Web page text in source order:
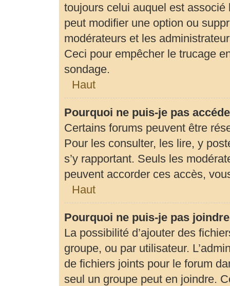
toujours celui auquel est associé
peut modifier une option ou
modérateurs et les
Ceci pour empêcher le trucage
sondage.
Haut
Pourquoi ne puis-je pas
Certains forums peuvent être
Pour les consulter, les lire, y
s’y rapportant. Seuls les
peuvent accorder ces accès,
Haut
Pourquoi ne puis-je pas
La possibilité d’ajouter des
groupe, ou par utilisateur.
de fichiers joints pour le forum
seul un groupe peut en joindre.